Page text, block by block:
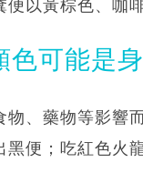
以黃棕色、咖
可能是
、藥物等影響
便；吃紅色火